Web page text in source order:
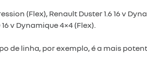
(Flex), Renault Duster 1.6 16 v
v Dynamique 4×4 (Flex).
de linha, por exemplo, é a mais